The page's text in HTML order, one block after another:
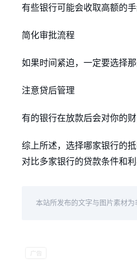
有些银行可能会收取高额的
简化审批流程
如果时间紧迫，一定要选择
注意贷后管理
有的银行在放款后会对你的
综上所述，选择哪家银行的
对比多家银行的贷款条件和
本站所发布的文字与图片素材